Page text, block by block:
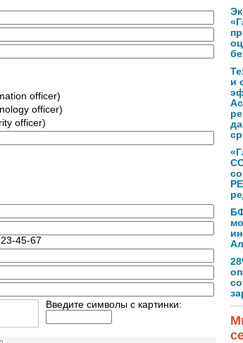
officer)
officer)
offiсer)
45-67
Введите символы с картинки:
и